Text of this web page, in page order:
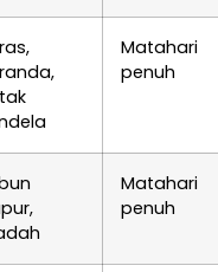
Matahari
penuh
Matahari
penuh